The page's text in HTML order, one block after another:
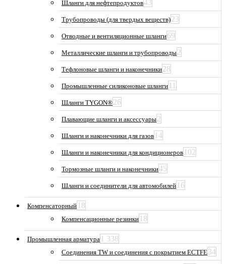
Шланги для нефтепродуктов43
Трубопроводы (для твердых веществ)23
Отводные и вентиляционные шланги69
Металлические шланги и трубопроводы2
Тефлоновые шланги и наконечники28
Промышленные силиконовые шланги 11
Шланги TYGON®26
Плавающие шланги и аксессуары2
Шланги и наконечники для газов 14
Шланги и наконечники для кондиционеров 102
Тормозные шланги и наконечники45
Шланги и соединители для автомобилей 16
Компенсаторный 18
Компенсационные резинки 18
Промышленная арматура 1 338
Соединения TW и соединения с покрытием ECTFE34